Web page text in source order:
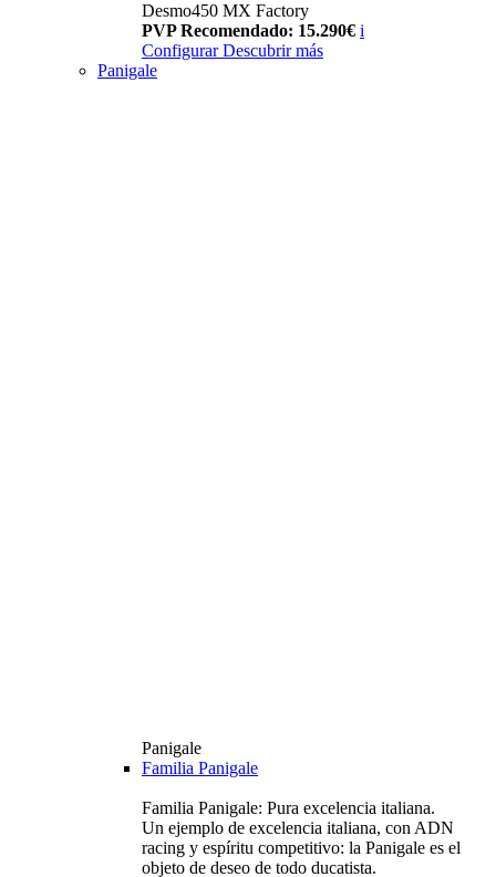
Desmo450 MX Factory
PVP Recomendado: 15.290€ i
Configurar Descubrir más
Panigale
Panigale
Familia Panigale
Familia Panigale: Pura excelencia italiana.
Un ejemplo de excelencia italiana, con ADN
racing y espíritu competitivo: la Panigale es el
objeto de deseo de todo ducatista.